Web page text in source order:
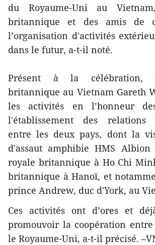
du Royaume-Uni au
britannique et des amis de
l’organisation d'activités
dans le futur, a-t-il noté.
Présent à la célébration,
britannique au Vietnam Gareth
les activités en l’honneur
l'établissement des relations
entre les deux pays, dont la
d'assaut amphibie HMS
royale britannique à Ho Chi
britannique à Hanoï, et
prince Andrew, duc d'York, au
Ces activités ont d’ores et
promouvoir la coopération
le Royaume-Uni, a-t-il précisé.